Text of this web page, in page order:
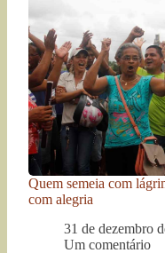
Quem semeia com
com alegria
31 de dezembro
Um comentário